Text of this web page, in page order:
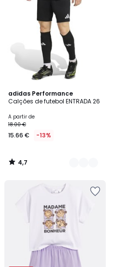
adidas Performance
Calções de futebol ENTRADA 26
A partir de
18.00 €
15.66 € -13%
4,7
/ 5
2
Cores
4,7
/